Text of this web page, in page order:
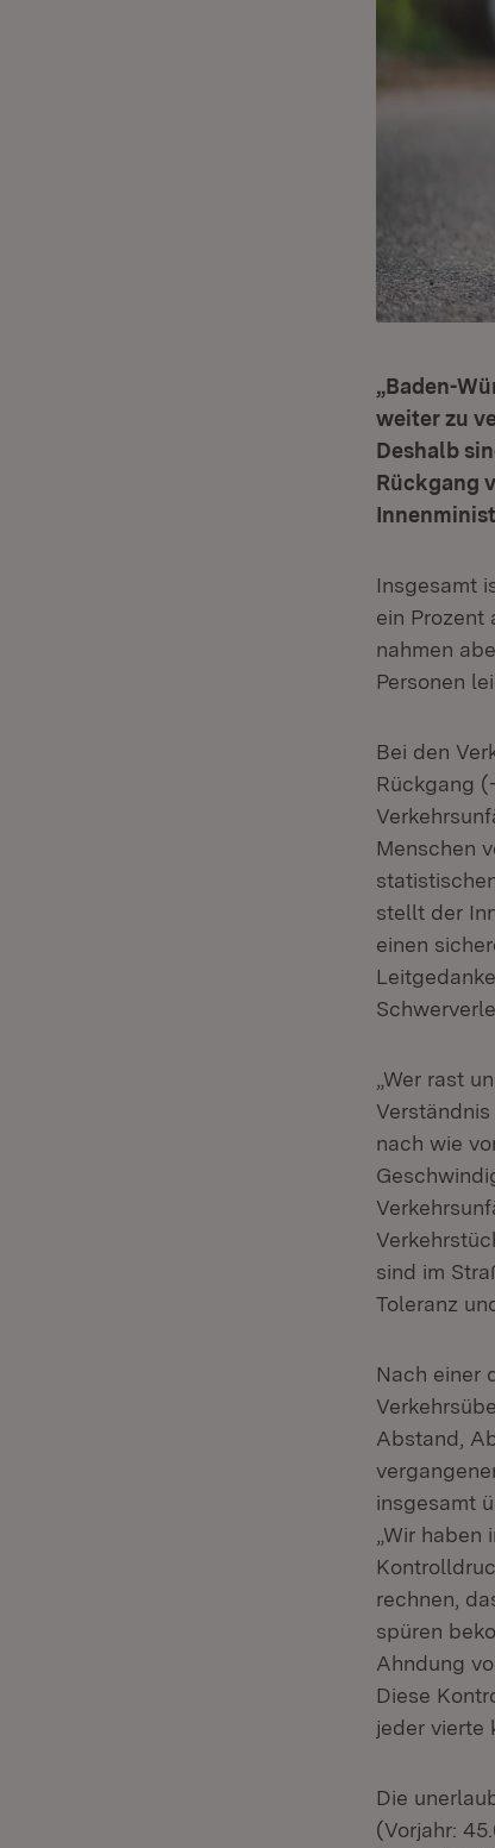
„Baden-
weiter zu
Deshalb
Rückgang
Insgesamt
ein Prozent
nahmen
Personen
Bei den
Rückgang
Menschen
stellt der
einen
„Wer rast
nach wie
sind im
Toleranz
Nach einer
Abstand,
insgesamt
„Wir
rechnen,
spüren
Ahndung
Diese
jeder vierte
Die
(Vorjahr: